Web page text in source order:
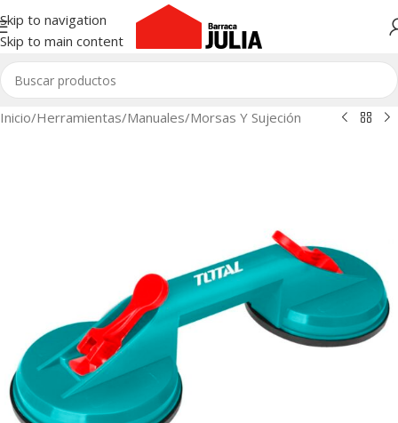
Skip to navigation
Skip to main content
Inicio/Herramientas/Manuales/Morsas Y Sujeción